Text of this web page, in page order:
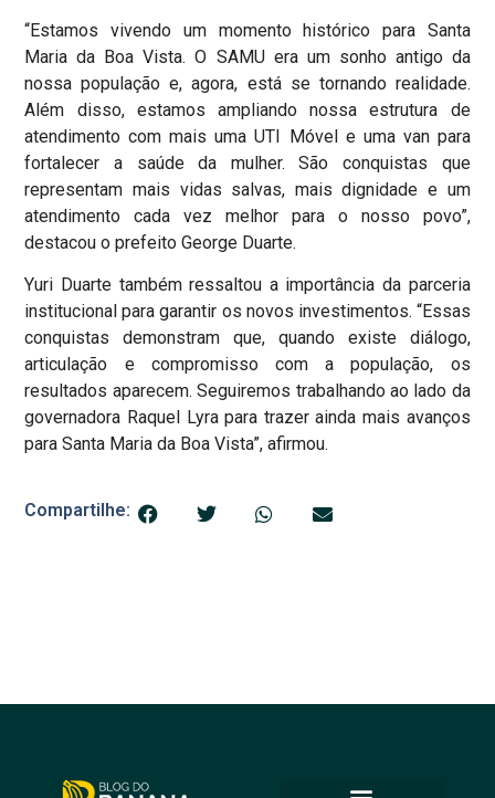
“Estamos vivendo um momento histórico para Santa
Maria da Boa Vista. O SAMU era um sonho antigo da
nossa população e, agora, está se tornando realidade.
Além disso, estamos ampliando nossa estrutura de
atendimento com mais uma UTI Móvel e uma van para
fortalecer a saúde da mulher. São conquistas que
representam mais vidas salvas, mais dignidade e um
atendimento cada vez melhor para o nosso povo”,
destacou o prefeito George Duarte.
Yuri Duarte também ressaltou a importância da parceria
institucional para garantir os novos investimentos. “Essas
conquistas demonstram que, quando existe diálogo,
articulação e compromisso com a população, os
resultados aparecem. Seguiremos trabalhando ao lado da
governadora Raquel Lyra para trazer ainda mais avanços
para Santa Maria da Boa Vista”, afirmou.
Compartilhe: